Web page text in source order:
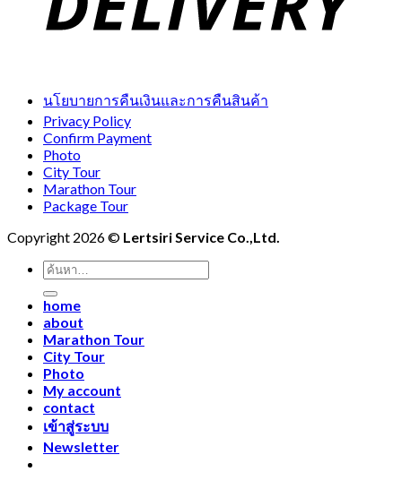
นโยบายการคืนเงินและการคืนสินค้า
Privacy Policy
Confirm Payment
Photo
City Tour
Marathon Tour
Package Tour
Copyright 2026 © Lertsiri Service Co.,Ltd.
ค้นหา:
home
about
Marathon Tour
City Tour
Photo
My account
contact
เข้าสู่ระบบ
Newsletter